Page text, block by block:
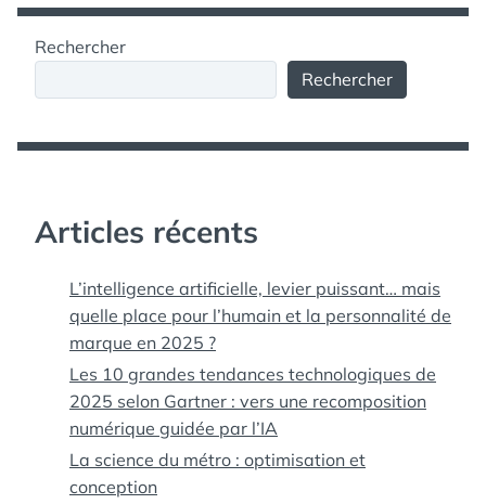
Rechercher
Rechercher
Articles récents
L’intelligence artificielle, levier puissant… mais
quelle place pour l’humain et la personnalité de
marque en 2025 ?
Les 10 grandes tendances technologiques de
2025 selon Gartner : vers une recomposition
numérique guidée par l’IA
La science du métro : optimisation et
conception